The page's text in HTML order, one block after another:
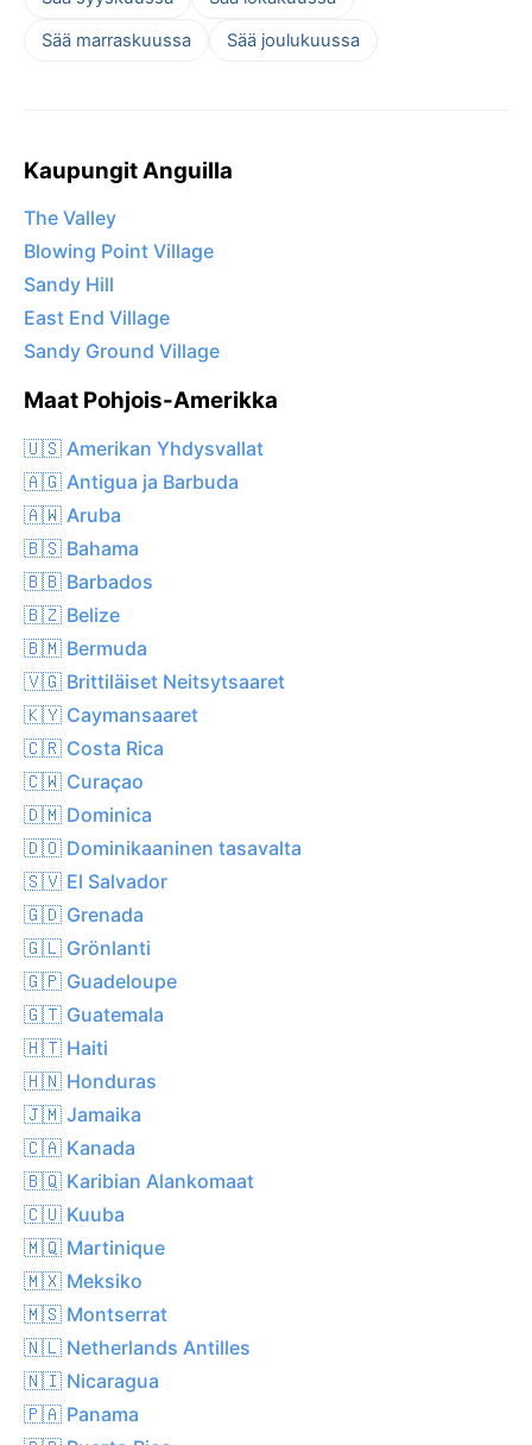
Sää marraskuussa
Sää joulukuussa
Kaupungit Anguilla
The Valley
Blowing Point Village
Sandy Hill
East End Village
Sandy Ground Village
Maat Pohjois-Amerikka
🇺🇸 Amerikan Yhdysvallat
🇦🇬 Antigua ja Barbuda
🇦🇼 Aruba
🇧🇸 Bahama
🇧🇧 Barbados
🇧🇿 Belize
🇧🇲 Bermuda
🇻🇬 Brittiläiset Neitsytsaaret
🇰🇾 Caymansaaret
🇨🇷 Costa Rica
🇨🇼 Curaçao
🇩🇲 Dominica
🇩🇴 Dominikaaninen tasavalta
🇸🇻 El Salvador
🇬🇩 Grenada
🇬🇱 Grönlanti
🇬🇵 Guadeloupe
🇬🇹 Guatemala
🇭🇹 Haiti
🇭🇳 Honduras
🇯🇲 Jamaika
🇨🇦 Kanada
🇧🇶 Karibian Alankomaat
🇨🇺 Kuuba
🇲🇶 Martinique
🇲🇽 Meksiko
🇲🇸 Montserrat
🇳🇱 Netherlands Antilles
🇳🇮 Nicaragua
🇵🇦 Panama